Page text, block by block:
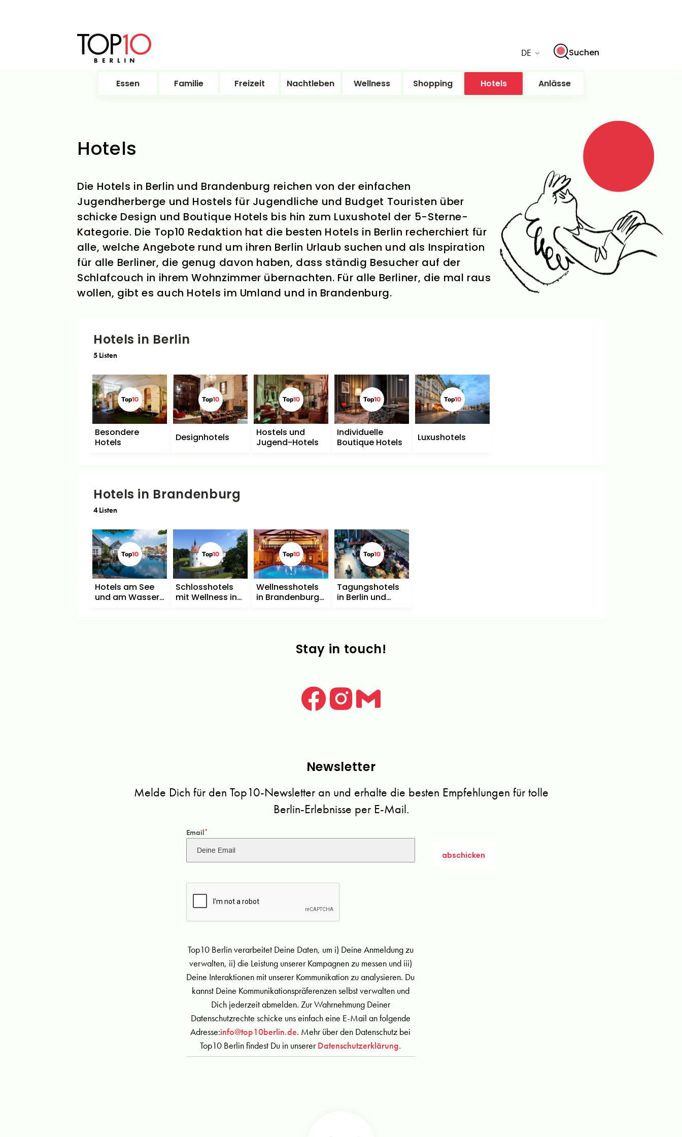
DE Suchen
Essen Familie Freizeit Nachtleben Wellness Shopping Hotels Anlässe
Hotels
Die Hotels in Berlin und Brandenburg reichen von der einfachen
Jugendherberge und Hostels für Jugendliche und Budget Touristen über
schicke Design und Boutique Hotels bis hin zum Luxushotel der 5-Sterne-
Kategorie. Die Top10 Redaktion hat die besten Hotels in Berlin recherchiert für
alle, welche Angebote rund um ihren Berlin Urlaub suchen und als Inspiration
für alle Berliner, die genug davon haben, dass ständig Besucher auf der
Schlafcouch in ihrem Wohnzimmer übernachten. Für alle Berliner, die mal raus
wollen, gibt es auch Hotels im Umland und in Brandenburg.
Hotels in Berlin
5 Listen
Top10
Besondere
Hotels
Top10
Designhotels
Top10
Hostels und
Jugend-Hotels
Top10
Individuelle
Boutique Hotels
Top10
Luxushotels
Hotels in Brandenburg
4Listen
Top10
Hotels am See
und am Wasser
Top10
Schlosshotels
mit Wellness in
Top10
Wellnesshotels
in Brandenburg
Top10
Tagungshotels
in Berlin und
Stay in touch!
Newsletter
Melde Dich für den Top10-Newsletter an und erhalte die besten Empfehlungen für tolle
Berlin-Erlebnisse per E-Mail.
Email*
Top10 Berlin verarbeitet Deine Daten, um i) Deine Anmeldung zu
verwalten, ii) die Leistung unserer Kampagnen zu messen und iii)
Deine Interaktionen mit unserer Kommunikation zu analysieren. Du
kannst Deine Kommunikationspräferenzen selbst verwalten und
Dich jederzeit abmelden. Zur Wahrnehmung Deiner
Datenschutzrechte schicke uns einfach eine E-Mail an folgende
Adresse:info@top10berlin.de. Mehr über den Datenschutz bei
Top10 Berlin findest Du in unsererDatenschutzerklärung.